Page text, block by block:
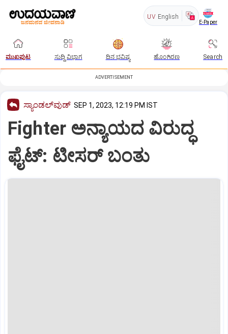
UV English
E-Paper
ಮುಖಪುಟ ಸುದ್ದಿ ವಿಭಾಗ ದಿನ ಭವಿಷ್ಯ ಹೊಂಗಿರಣ Search
ADVERTISEMENT
ಸ್ಯಾಂಡಲ್‌ವುಡ್‌ SEP 1, 2023, 12:19 PM IST
Fighter ಅನ್ಯಾಯದ ವಿರುದ್ಧ
ಫೈಟ್‌: ಟೀಸರ್‌ ಬಂತು